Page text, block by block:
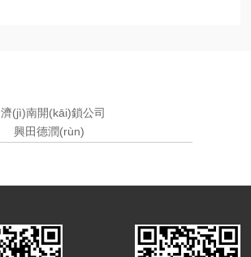
濟(jì)南開(kāi)鎖公司
興田德潤(rùn)